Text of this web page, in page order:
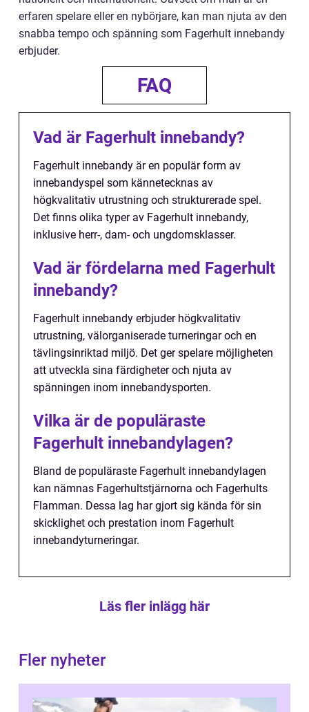
erfaren spelare eller en nybörjare, kan man njuta av den
snabba tempo och spänning som Fagerhult innebandy
erbjuder.
FAQ
Vad är Fagerhult innebandy?
Fagerhult innebandy är en populär form av
innebandyspel som kännetecknas av
högkvalitativ utrustning och strukturerade spel.
Det finns olika typer av Fagerhult innebandy,
inklusive herr-, dam- och ungdomsklasser.
Vad är fördelarna med Fagerhult
innebandy?
Fagerhult innebandy erbjuder högkvalitativ
utrustning, välorganiserade turneringar och en
tävlingsinriktad miljö. Det ger spelare möjligheten
att utveckla sina färdigheter och njuta av
spänningen inom innebandysporten.
Vilka är de populäraste
Fagerhult innebandylagen?
Bland de populäraste Fagerhult innebandylagen
kan nämnas Fagerhultstjärnorna och Fagerhults
Flamman. Dessa lag har gjort sig kända för sin
skicklighet och prestation inom Fagerhult
innebandyturneringar.
Läs fler inlägg här
Fler nyheter